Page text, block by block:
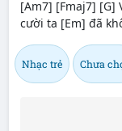
[Am7] [Fmaj7] [G]
cười ta [Em] đã
Nhạc trẻ Chưa